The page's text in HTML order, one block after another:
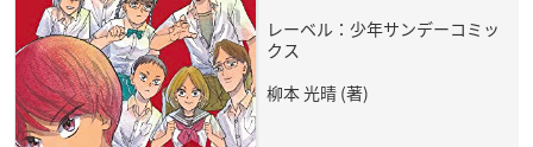
レーベル：少年サンデーコミッ
クス
柳本 光晴 (著)